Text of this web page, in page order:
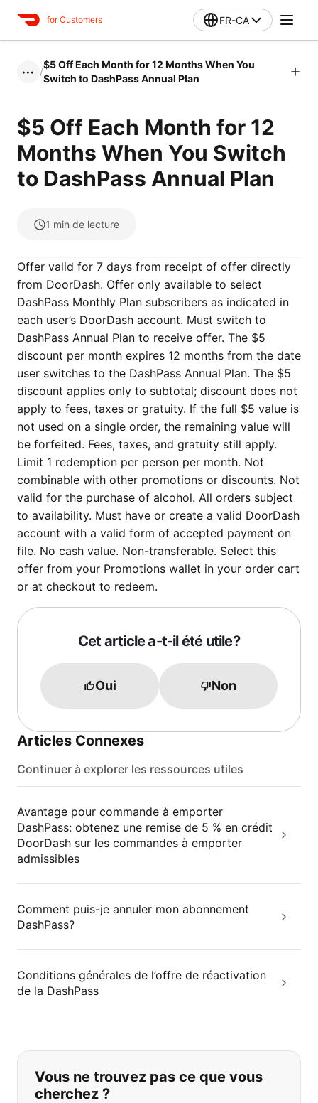
for Customers FR-CA
••• /
$5 Off Each Month for 12 Months When You
Switch to DashPass Annual Plan
$5 Off Each Month for 12
Months When You Switch
to DashPass Annual Plan
1 min de lecture
Offer valid for 7 days from receipt of offer directly
from DoorDash. Offer only available to select
DashPass Monthly Plan subscribers as indicated in
each user’s DoorDash account. Must switch to
DashPass Annual Plan to receive offer. The $5
discount per month expires 12 months from the date
user switches to the DashPass Annual Plan. The $5
discount applies only to subtotal; discount does not
apply to fees, taxes or gratuity. If the full $5 value is
not used on a single order, the remaining value will
be forfeited. Fees, taxes, and gratuity still apply.
Limit 1 redemption per person per month. Not
combinable with other promotions or discounts. Not
valid for the purchase of alcohol. All orders subject
to availability. Must have or create a valid DoorDash
account with a valid form of accepted payment on
file. No cash value. Non-transferable. Select this
offer from your Promotions wallet in your order cart
or at checkout to redeem.
Cet article a-t-il été utile?
Oui Non
Articles Connexes
Continuer à explorer les ressources utiles
Avantage pour commande à emporter
DashPass: obtenez une remise de 5 % en crédit
DoorDash sur les commandes à emporter
admissibles
Comment puis-je annuler mon abonnement
DashPass?
Conditions générales de l’offre de réactivation
de la DashPass
Si vous ne trouvez pas ce que vous
Vous ne trouvez pas ce que vous
cherchez ?